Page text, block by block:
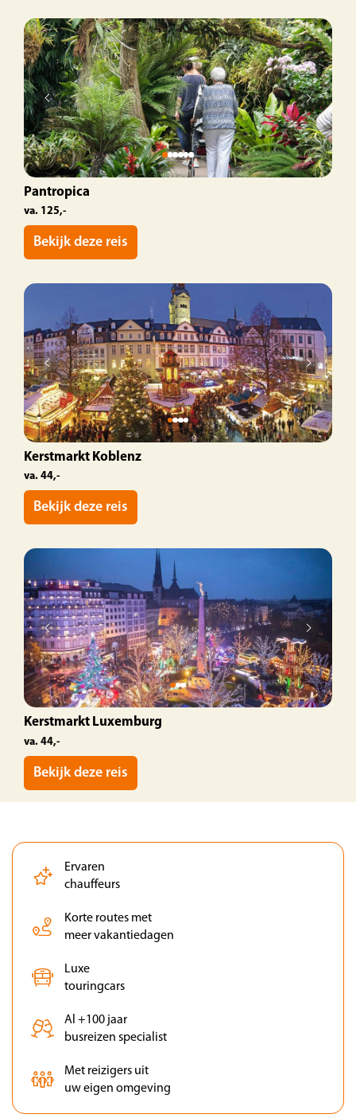
Pantropica
va. 125,-
Bekijk deze reis
Kerstmarkt Koblenz
va. 44,-
Bekijk deze reis
Kerstmarkt Luxemburg
va. 44,-
Bekijk deze reis
Ervaren
chauffeurs
Korte routes met
meer vakantiedagen
Luxe
touringcars
Al +100 jaar
busreizen specialist
Met reizigers uit
uw eigen omgeving